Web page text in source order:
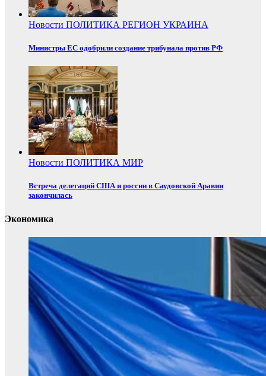
Новости ПОЛИТИКА РЕГИОН УКРАИНА
Министры ЕС одобрили создание трибунала против РФ
Новости ПОЛИТИКА МИР
Встреча делегаций США и россии в Саудовской Аравии
закончилась
Экономика